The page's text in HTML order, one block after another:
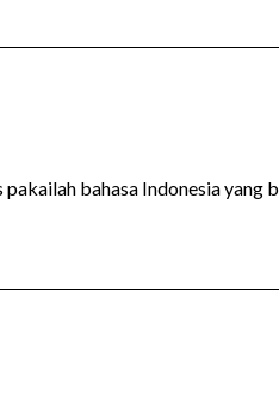
bahasa Indonesia yang